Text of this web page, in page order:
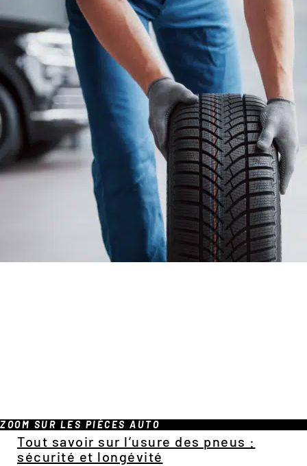
ZOOM SUR LES PIÈCES AUTO
Tout savoir sur l’usure des pneus :
sécurité et longévité